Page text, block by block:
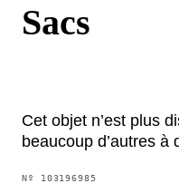
Sacs
Cet objet n’est plus
beaucoup d’autres à
Nº 103196985